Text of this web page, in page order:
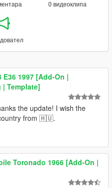
0 видеоклипа
E36 1997 [Add-On |
| Template]
the update! I wish the
from 🇭🇺.
Toronado 1966 [Add-On |